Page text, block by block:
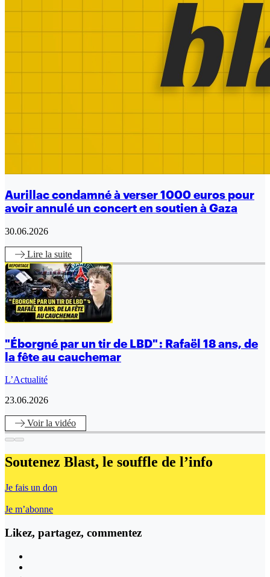
Aurillac condamné à verser 1000 euros pour
avoir annulé un concert en soutien à Gaza
30.06.2026
Lire la suite
"Éborgné par un tir de LBD" : Rafaël 18 ans, de
la fête au cauchemar
L’Actualité
23.06.2026
Voirla vidéo
Soutenez Blast, le souffle de l’info
Je fais un don
Je m’abonne
Likez, partagez, commentez